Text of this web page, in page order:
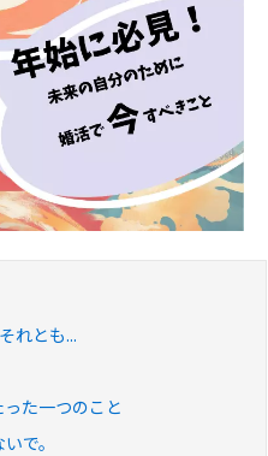
れとも...
た一つのこと
で。